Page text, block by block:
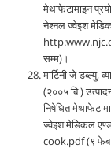
मेथाफेटामाइन
नेश्नल ज्वेइश
सम्म)।
मार्टिनी जे
(२००५ बि )
निषेधित
ज्वेइश मेडिकल
cook.pdf (९ फेब